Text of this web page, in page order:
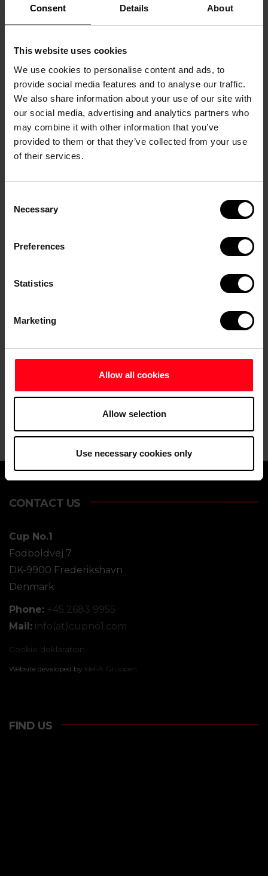
Consent Details About
This website uses cookies
We use cookies to personalise content and ads, to
provide social media features and to analyse our traffic.
We also share information about your use of our site with
our social media, advertising and analytics partners who
may combine it with other information that you’ve
provided to them or that they’ve collected from your use
of their services.
Selection
Necessary
Preferences
Statistics
Marketing
Allow all cookies
Allow selection
Use necessary cookies only
CONTACT US
Cup No.1
Fodboldvej 7
DK-9900 Frederikshavn
Denmark
Phone: +45 2683 9955
Mail: info(at)cupno1.com
Cookie deklaration
Website developed by IdeFA Gruppen
FIND US